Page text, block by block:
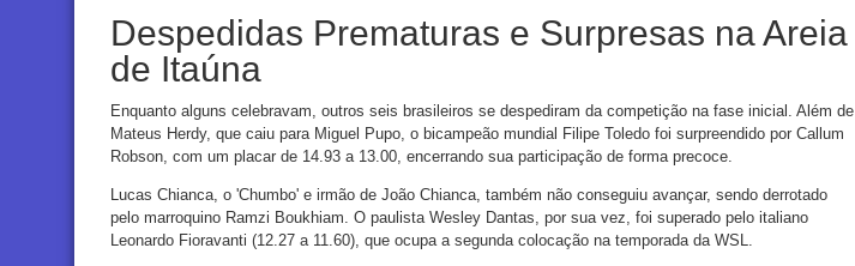
Despedidas Prematuras e Surpresas na Areia
de Itaúna
Enquanto alguns celebravam, outros seis brasileiros se despediram da competição na fase inicial. Além de
Mateus Herdy, que caiu para Miguel Pupo, o bicampeão mundial Filipe Toledo foi surpreendido por Callum
Robson, com um placar de 14.93 a 13.00, encerrando sua participação de forma precoce.
Lucas Chianca, o 'Chumbo' e irmão de João Chianca, também não conseguiu avançar, sendo derrotado
pelo marroquino Ramzi Boukhiam. O paulista Wesley Dantas, por sua vez, foi superado pelo italiano
Leonardo Fioravanti (12.27 a 11.60), que ocupa a segunda colocação na temporada da WSL.